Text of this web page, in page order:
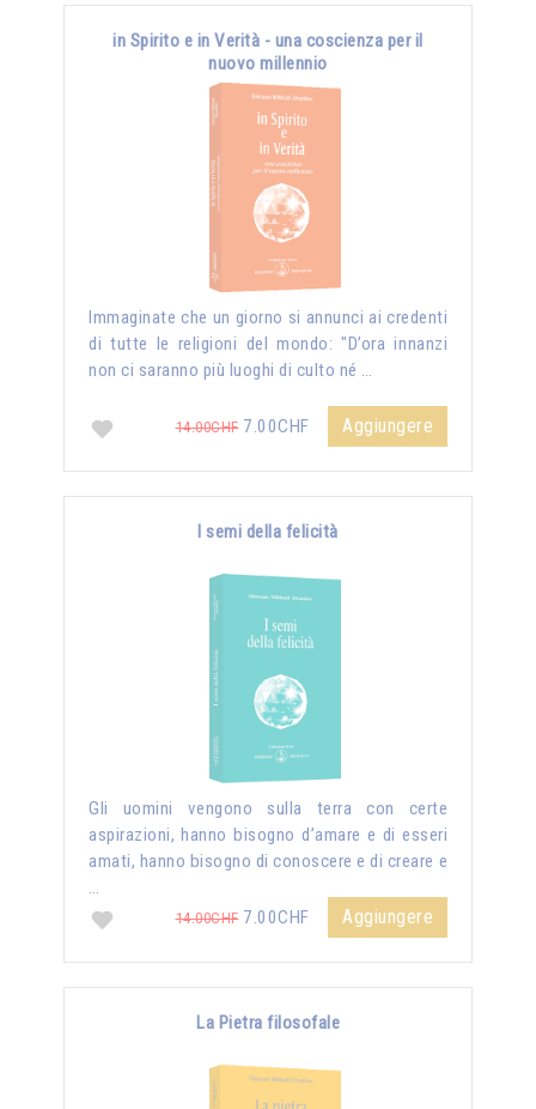
in Spirito e in Verità - una coscienza per il
nuovo millennio
Immaginate che un giorno si annunci ai credenti
di tutte le religioni del mondo: "D’ora innanzi
non ci saranno più luoghi di culto né …
14.00CHF7.00CHF Aggiungere
I semi della felicità
Gli uomini vengono sulla terra con certe
aspirazioni, hanno bisogno d’amare e di esseri
amati, hanno bisogno di conoscere e di creare e
…
14.00CHF7.00CHF Aggiungere
La Pietra filosofale